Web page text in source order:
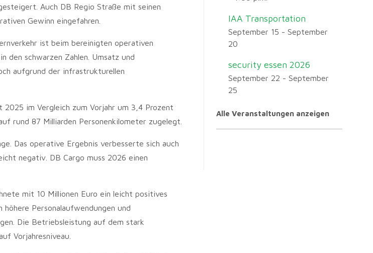
Auch DB Regio Straße mit seinen
Gewinn eingefahren.
ist beim bereinigten operativen
den schwarzen Zahlen. Umsatz und
aufgrund der infrastrukturellen
2025 im Vergleich zum Vorjahr um 3,4 Prozent
rund 87 Milliarden Personenkilometer zugelegt.
Das operative Ergebnis verbesserte sich auch
negativ. DB Cargo muss 2026 einen
mit 10 Millionen Euro ein leicht positives
Personalaufwendungen und
Die Betriebsleistung auf dem stark
Vorjahresniveau.
IAA Transportation
September 15 - September
20
security essen 2026
September 22 - September
25
Alle Veranstaltungen anzeigen